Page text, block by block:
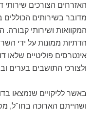
האזרחים הצורכים שירותי
מדובר בשירותים הכוללים
המקוואות ושירותי
הדתיות ממונות על ידי
אינטרסים פוליטיים שלאו
ולצורכי התושבים בערים
באשר לליקויים שנמצאו
ושהייתם הארוכה בחו"ל,